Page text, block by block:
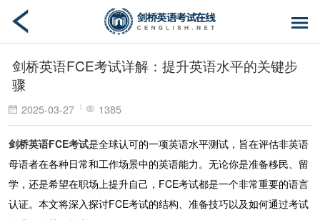
剑桥英语FCE考试详解：提升英语水平的关键步
骤
2025-03-27 1385
剑桥英语FCE考试是全球认可的一项英语水平测试，旨在评估非英语
母语者在各种日常和工作场景中的英语能力。无论你是准备移民、留
学，还是希望在职场上提升自己，FCE考试都是一个非常重要的语言
认证。本文将深入探讨FCE考试的结构、准备技巧以及如何通过考试